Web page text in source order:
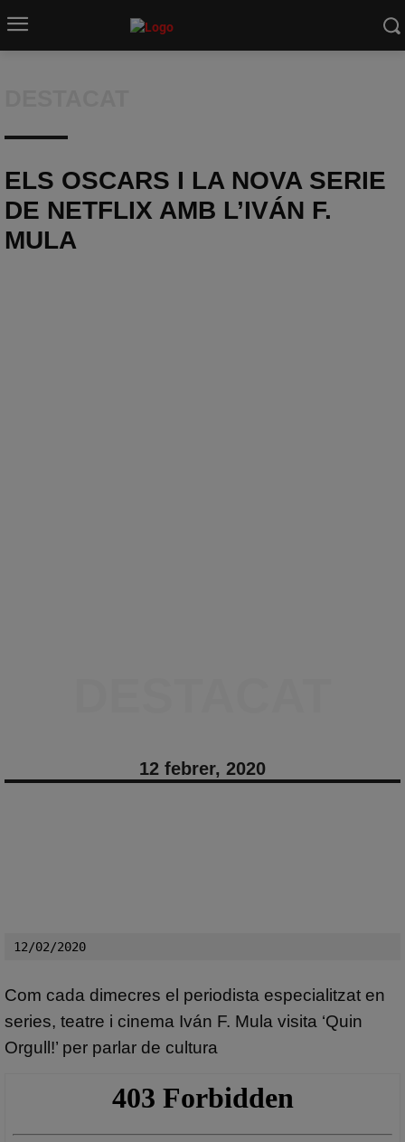
ELS OSCARS I LA NOVA SERIE
DE NETFLIX AMB L’IVÁN F.
MULA
12 febrer, 2020
12/02/2020
Com cada dimecres el periodista especialitzat en
series, teatre i cinema Iván F. Mula visita ‘Quin
Orgull!’ per parlar de cultura